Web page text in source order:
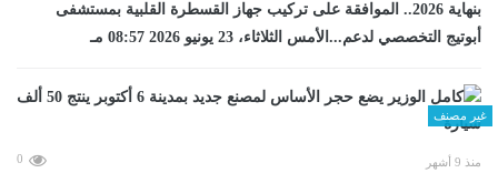
بنهاية 2026.. الموافقة على تركيب جهاز القسطرة القلبية بمستشفى
أبوتيج التخصصي لدعم...الأمس الثلاثاء، 23 يونيو 2026 08:57 مـ
غير مصنف
منذ 9 أشهر 0